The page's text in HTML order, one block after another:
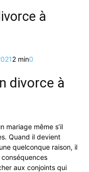
à
2 min0
divorce à
mariage même s’il
Quand il devient
quelconque raison, il
aux conjoints qui